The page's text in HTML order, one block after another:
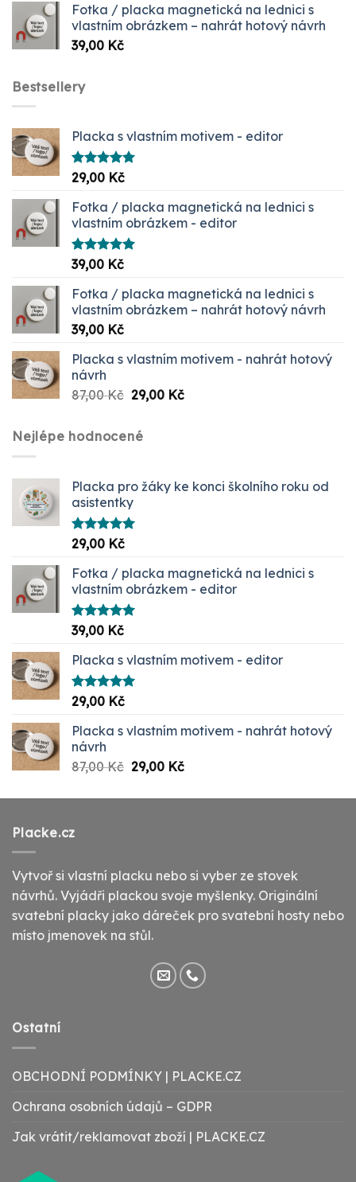
až
1099,00 Kč
Fotka / placka magnetická na lednici s
vlastním obrázkem – nahrát hotový návrh
39,00 Kč
Bestsellery
Placka s vlastním motivem - editor
Hodnocení
5.00
29,00 Kč
Fotka / placka magnetická na lednici s
vlastním obrázkem - editor
Hodnocení
5.00
39,00 Kč
Fotka / placka magnetická na lednici s
vlastním obrázkem – nahrát hotový návrh
39,00 Kč
Placka s vlastním motivem - nahrát hotový
návrh
87,00Kč Původní
byla:
87,00 Kč.
29,00 KčAktuální
Nejlépe hodnocené
Placka pro žáky ke konci školního roku od
asistentky
Hodnocení
5.00
29,00 Kč
Fotka / placka magnetická na lednici s
vlastním obrázkem - editor
Hodnocení
5.00
39,00 Kč
Placka s vlastním motivem - editor
Hodnocení
5.00
29,00 Kč
Placka s vlastním motivem - nahrát hotový
návrh
87,00Kč Původní
byla:
29,00 KčAktuální
je:
Placke.cz
Vytvoř si vlastní placku nebo si vyber ze stovek
návrhů. Vyjádři plackou svoje myšlenky. Originální
svatební placky jako dáreček pro svatební hosty nebo
místo jmenovek na stůl.
Ostatní
OBCHODNÍ PODMÍNKY | PLACKE.CZ
Ochrana osobních údajů – GDPR
Jak vrátit/reklamovat zboží | PLACKE.CZ